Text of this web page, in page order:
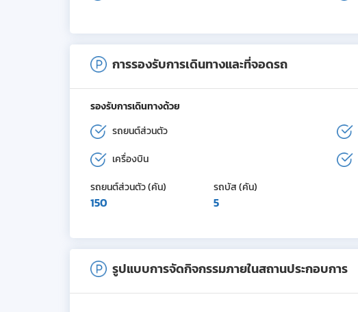
การรองรับการเดินทางและที่จอดรถ
รองรับการเดินทางด้วย
รถยนต์ส่วนตัว
เครื่องบิน
รถยนต์ส่วนตัว (คัน)
150
รถบัส (คัน)
5
รูปแบบการจัดกิจกรรมภายในสถานประกอบการ